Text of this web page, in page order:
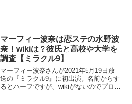
マーフィー波奈は恋ステの水野波
奈！wikiは？彼氏と高校や大学を
調査【ミラクル9】
マーフィー波奈さんが2021年5月19日放
送の『ミラクル9』に初出演。名前からす
るとハーフですが、wikiがないのでプロフ